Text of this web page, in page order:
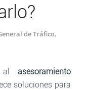
de Tráfico,
alasesoramiento
soluciones para